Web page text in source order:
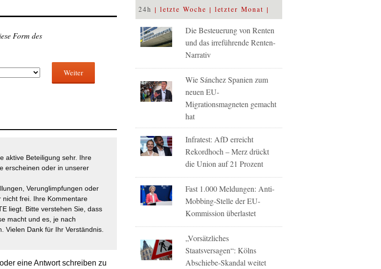
Form des
Weiter
aktive Beteiligung sehr. Ihre
erscheinen oder in unserer
Verunglimpfungen oder
nicht frei. Ihre Kommentare
liegt. Bitte verstehen Sie, dass
macht und es, je nach
Vielen Dank für Ihr Verständnis.
eine Antwort schreiben zu
24h letzte Woche letzter Monat
Die Besteuerung von Renten
und das irreführende Renten-
Narrativ
Wie Sánchez Spanien zum
neuen EU-
Migrationsmagneten gemacht
hat
Infratest: AfD erreicht
Rekordhoch – Merz drückt
die Union auf 21 Prozent
Fast 1.000 Meldungen: Anti-
Mobbing-Stelle der EU-
Kommission überlastet
„Vorsätzliches
Staatsversagen“: Kölns
Abschiebe-Skandal weitet